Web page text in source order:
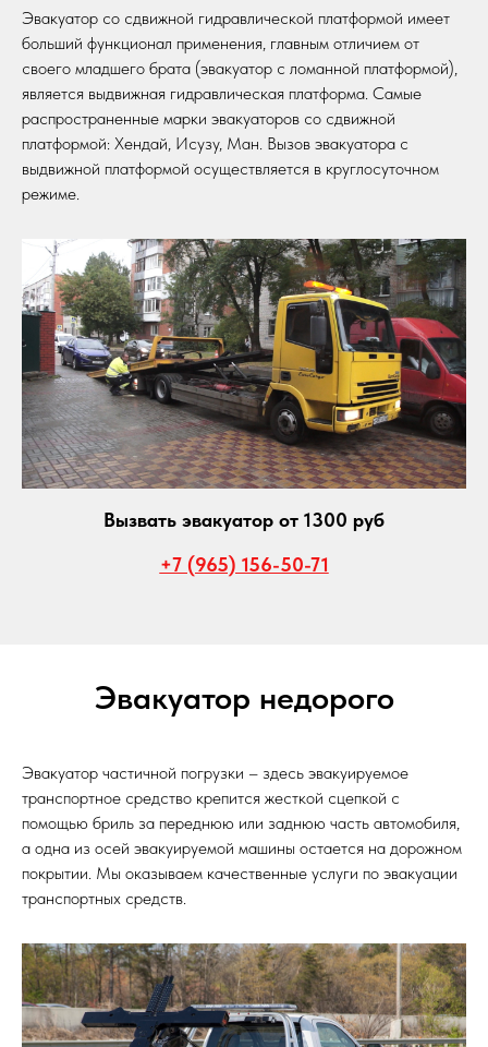
Эвакуатор со сдвижной гидравлической платформой имеет
больший функционал применения, главным отличием от
своего младшего брата (эвакуатор с ломанной платформой),
является выдвижная гидравлическая платформа. Самые
распространенные марки эвакуаторов со сдвижной
платформой: Хендай, Исузу, Ман. Вызов эвакуатора с
выдвижной платформой осуществляется в круглосуточном
режиме.
Вызвать эвакуатор от 1300 руб
+7 (965) 156-50-71
Эвакуатор недорого
Эвакуатор частичной погрузки – здесь эвакуируемое
транспортное средство крепится жесткой сцепкой с
помощью бриль за переднюю или заднюю часть автомобиля,
а одна из осей эвакуируемой машины остается на дорожном
покрытии. Мы оказываем качественные услуги по эвакуации
транспортных средств.